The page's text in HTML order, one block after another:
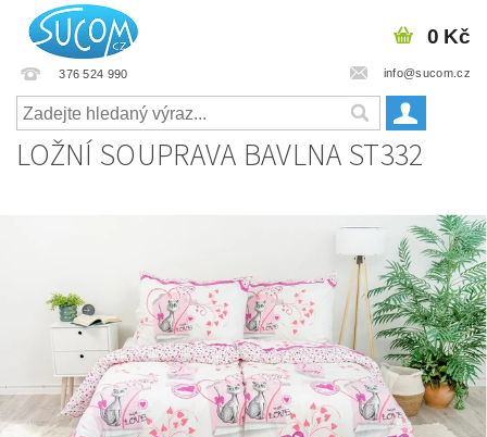
376 524 990 info@sucom.cz
0 Kč
LOŽNÍ SOUPRAVA BAVLNA ST332